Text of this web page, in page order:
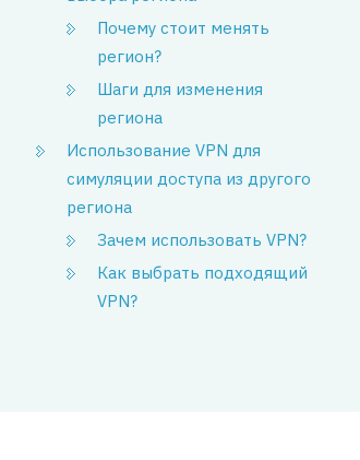
Почему стоит менять
регион?
Шаги для изменения
региона
Использование VPN для
симуляции доступа из другого
региона
Зачем использовать VPN?
Как выбрать подходящий
VPN?